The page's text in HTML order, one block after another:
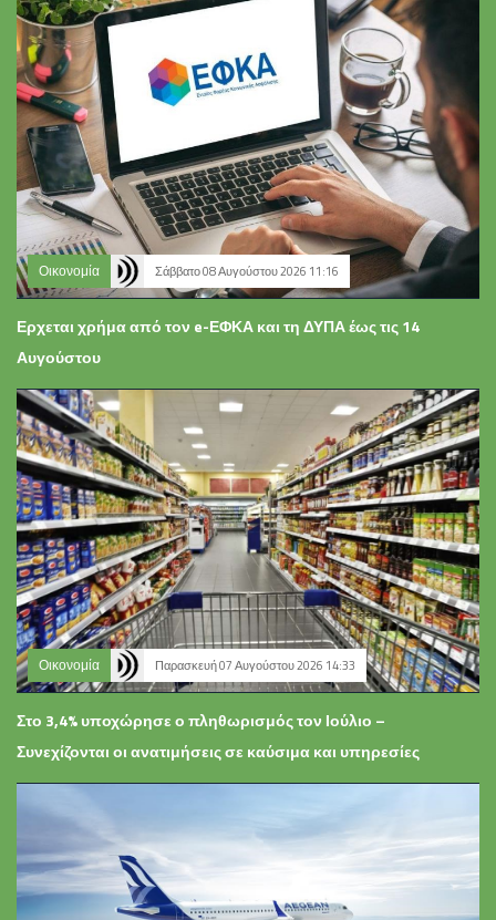
Οικονομία Σάββατο 08 Αυγούστου 2026 11:16
Ερχεται χρήμα από τον e-ΕΦΚΑ και τη ΔΥΠΑ έως τις 14
Αυγούστου
Οικονομία Παρασκευή 07 Αυγούστου 2026 14:33
Στο 3,4% υποχώρησε ο πληθωρισμός τον Ιούλιο –
Συνεχίζονται οι ανατιμήσεις σε καύσιμα και υπηρεσίες